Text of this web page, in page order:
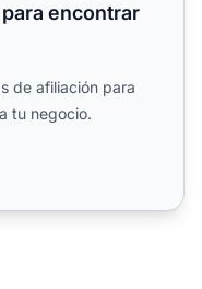
encontrar
de afiliación para
tu negocio.